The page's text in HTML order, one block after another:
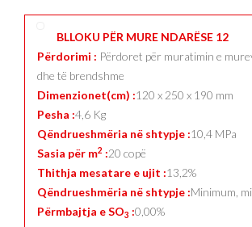
BLLOKU PËR MURE NDARËSE 12
Përdorimi : Përdoret për muratimin e
dhe të brendshme
Dimenzionet(cm) :120 x 250 x 190 mm
Pesha :4,6 Kg
Qëndrueshmëria në shtypje :10,4 MPa
Sasia për m2 :20 copë
Thithja mesatare e ujit :13,2%
Qëndrueshmëria në shtypje :Minimum,
Përmbajtja e SO3 :0,00%